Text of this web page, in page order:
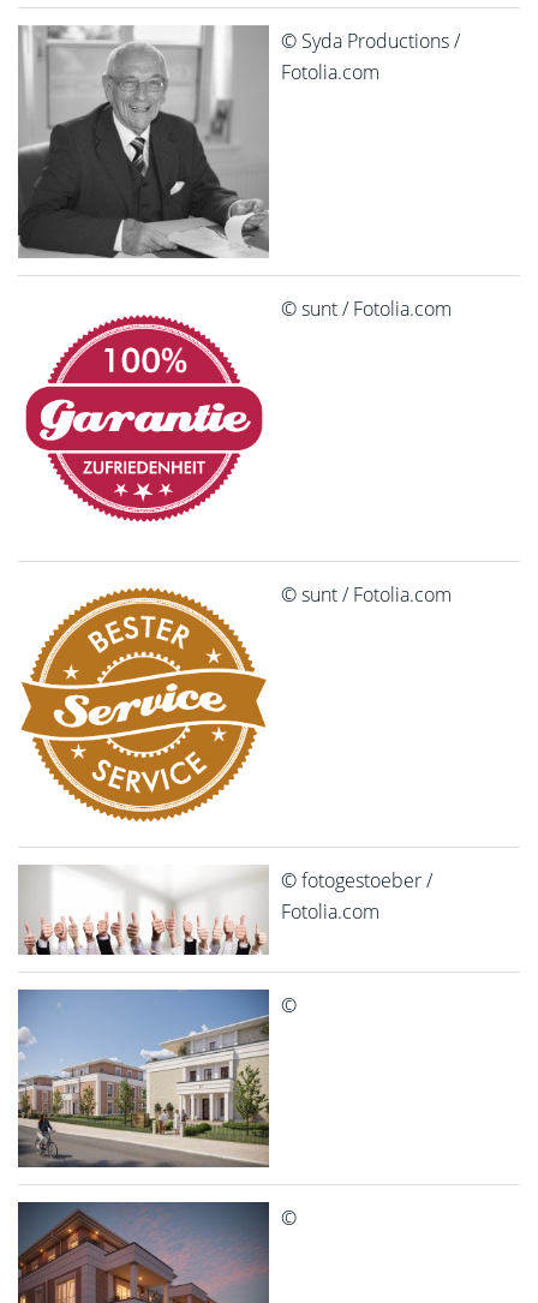
© Syda Productions /
Fotolia.com
© sunt / Fotolia.com
© sunt / Fotolia.com
© fotogestoeber /
Fotolia.com
©
©